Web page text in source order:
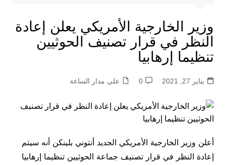
وزير الخارجية الأمريكي يعلن إعادة
النظر في قرار تصنيف الحوثيين
تنظيما إرهابيا
يناير 27, 2021 0 على مدار الساعة
أعلن وزير الخارجية الأمريكي الجديد أنتوني بلينكن أنه سيتم
إعادة النظر في قرار تصنيف جماعة الحوثيين تنظيما إرهابيا